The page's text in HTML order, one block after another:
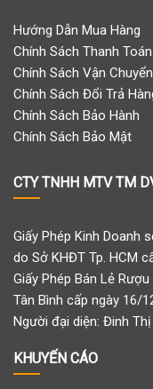
Hướng Dẫn Mua Hàng
Chính Sách Thanh Toán
Chính Sách Vận Chuyển
Chính Sách Đổi Trả
Chính Sách Bảo Hành
Chính Sách Bảo Mật
CTY TNHH MTV TM
Giấy Phép Kinh Doanh
do Sở KHĐT Tp. HCM
Giấy Phép Bán Lẻ
Tân Bình cấp ngày 16/
Người đại diện: Đinh Thị
KHUYẾN CÁO